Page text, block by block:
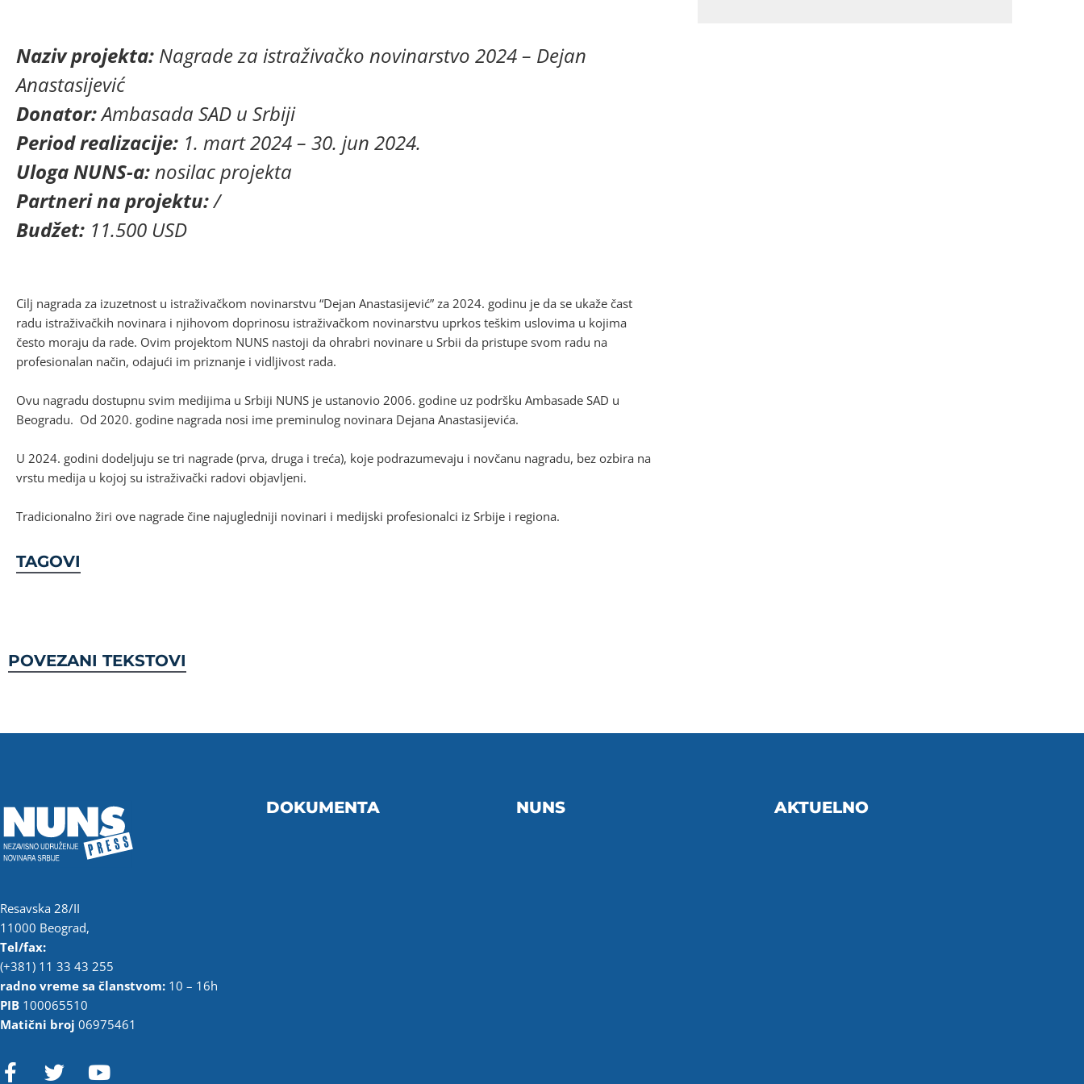
Naziv projekta: Nagrade za istraživačko novinarstvo 2024 – Dejan
Anastasijević
Donator:Ambasada SAD u Srbiji
Period realizacije: 1. mart 2024 – 30. jun 2024.
Uloga NUNS-a:nosilac projekta
Partneri na projektu:/
Budžet: 11.500 USD
Cilj nagrada za izuzetnost u istraživačkom novinarstvu “Dejan Anastasijević” za 2024. godinu je da se ukaže čast
radu istraživačkih novinara i njihovom doprinosu istraživačkom novinarstvu uprkos teškim uslovima u kojima
često moraju da rade. Ovim projektom NUNS nastoji da ohrabri novinare u Srbii da pristupe svom radu na
profesionalan način, odajući im priznanje i vidljivost rada.
Ovu nagradu dostupnu svim medijima u Srbiji NUNS je ustanovio 2006. godine uz podršku Ambasade SAD u
Beogradu. Od 2020. godine nagrada nosi ime preminulog novinara Dejana Anastasijevića.
U 2024. godini dodeljuju se tri nagrade (prva, druga i treća), koje podrazumevaju i novčanu nagradu, bez ozbira na
vrstu medija u kojoj su istraživački radovi objavljeni.
Tradicionalno žiri ove nagrade čine najugledniji novinari i medijski profesionalci iz Srbije i regiona.
TAGOVI
POVEZANI TEKSTOVI
Resavska 28/II
11000 Beograd,
Tel/fax:
(+381) 11 33 43 255
radno vreme sa članstvom: 10 – 16h
PIB 100065510
Matični broj 06975461
F T Y
DOKUMENTA NUNS AKTUELNO